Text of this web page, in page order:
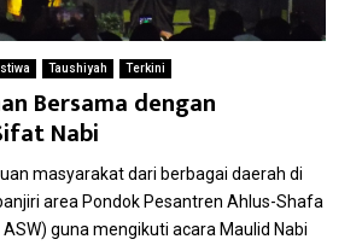
Taushiyah Terkini
Bersama dengan
Nabi
masyarakat dari berbagai daerah di
area Pondok Pesantren Ahlus-Shafa
guna mengikuti acara Maulid Nabi